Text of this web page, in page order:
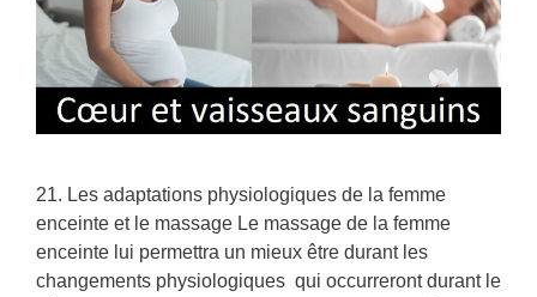
21. Les adaptations physiologiques de la femme
enceinte et le massage Le massage de la femme
enceinte lui permettra un mieux être durant les
changements physiologiques qui occurreront durant le